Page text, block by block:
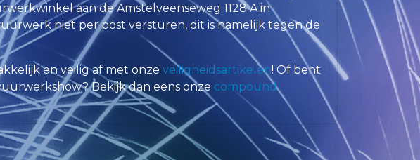
aan de Amstelveenseweg 1128 A in
niet per post versturen, dit is namelijk tegen de
en veilig af met onze veiligheidsartikelen! Of bent
Bekijk dan eens onze compound